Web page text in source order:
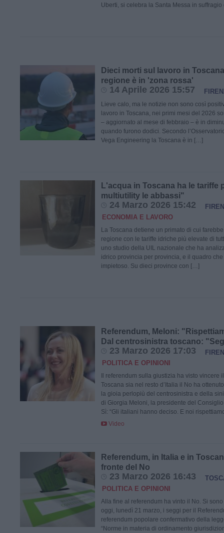
Uberti, si celebra la Santa Messa in
Dieci morti sul lavoro in
regione è in 'zona rossa'
14 Aprile 2026 15:57
Lieve calo, ma le notizie non sono così
lavoro in Toscana, nei primi mesi del 2026
– aggiornato al mese di febbraio – è in
quando furono dodici. Secondo
Vega Engineering la Toscana è in […]
L'acqua in Toscana ha le tariffe
multiutility le abbassi"
24 Marzo 2026 15:42
ECONOMIA E LAVORO
La Toscana detiene un primato di cui
regione con le tariffe idriche più elevate di
uno studio della UIL nazionale che ha
idrico provincia per provincia, e il quadro
impietoso. Su dieci province con […]
Referendum, Meloni:
Dal centrosinistra toscano:
23 Marzo 2026 17:03
POLITICA E OPINIONI
Il referendum sulla giustizia ha visto vincere
Toscana sia nel resto d’Italia il No ha
la gioia perlopiù del centrosinistra e della
di Giorgia Meloni, la presidente del
Sì: “Gli italiani hanno deciso. E noi
Video
Referendum, in Italia e in
fronte del No
23 Marzo 2026 16:43
POLITICA E OPINIONI
Alla fine al referendum ha vinto il No. Si
oggi, lunedì 21 marzo, i seggi per il
referendum popolare confermativo della
“Norme in materia di ordinamento